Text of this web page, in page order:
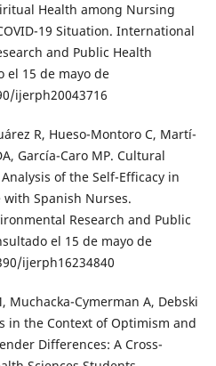
Health among Nursing
19 Situation. International
and Public Health
el 15 de mayo de
ijerph20043716
R, Hueso-Montoro C, Martí-
García-Caro MP. Cultural
of the Self-Efficacy in
with Spanish Nurses.
Research and Public
el 15 de mayo de
ijerph16234840
Muchacka-Cymerman A, Debski
in the Context of Optimism and
Differences: A Cross-